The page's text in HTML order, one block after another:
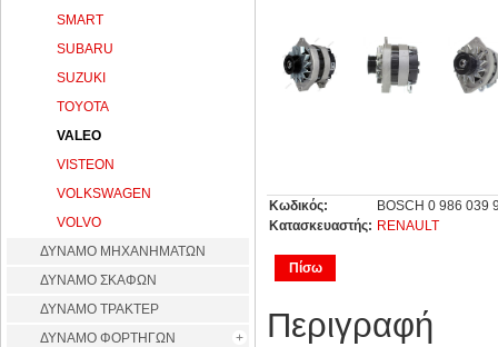
Κωδικός:
BOSCH 0 986 039
Κατασκευαστής: RENAULT
Πίσω
Περιγραφή
SMART
SUBARU
SUZUKI
TOYOTA
VALEO
VISTEON
VOLKSWAGEN
VOLVO
ΔΥΝΑΜΟ ΜΗΧΑΝΗΜΑΤΩΝ
ΔΥΝΑΜΟ ΣΚΑΦΩΝ
ΔΥΝΑΜΟ ΤΡΑΚΤΕΡ
ΔΥΝΑΜΟ ΦΟΡΤΗΓΩΝ